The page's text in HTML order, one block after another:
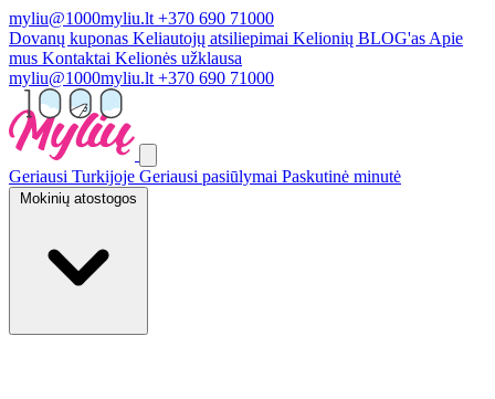
myliu@1000myliu.lt +370 690 71000
Dovanų kuponas Keliautojų atsiliepimai Kelionių BLOG'as Apie
mus Kontaktai Kelionės užklausa
myliu@1000myliu.lt +370 690 71000
Geriausi Turkijoje Geriausi pasiūlymai Paskutinė minutė
Mokinių atostogos